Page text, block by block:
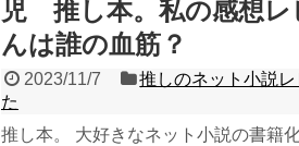
児 推し本。私の感想レ
んは誰の血筋？
2023/11/7 推しのネット小説レ
た
推し本。 大好きなネット小説の書籍